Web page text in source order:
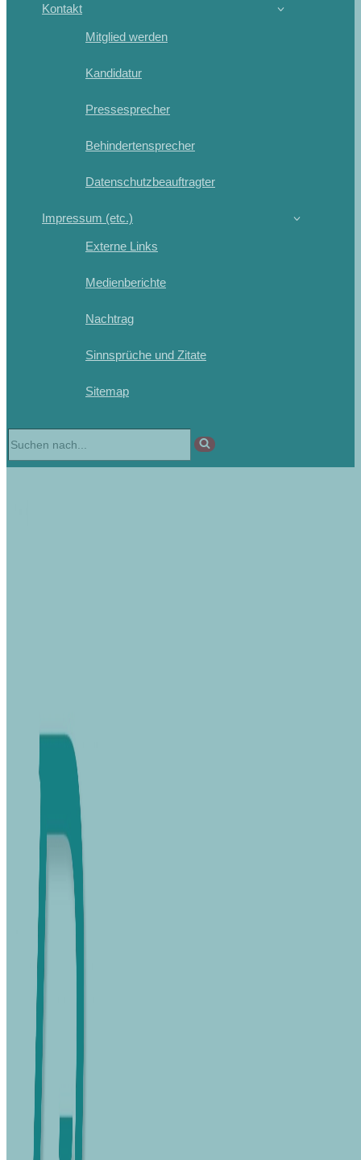
Kontakt
Mitglied werden
Kandidatur
Pressesprecher
Behindertensprecher
Datenschutzbeauftragter
Impressum (etc.)
Externe Links
Medienberichte
Nachtrag
Sinnsprüche und Zitate
Sitemap